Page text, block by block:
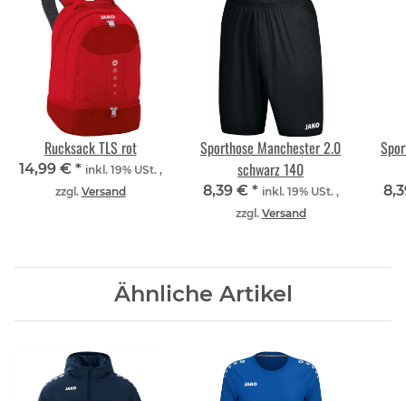
Rucksack TLS rot
14,99 € * inkl. 19% USt. ,
zzgl. Versand
Sporthose Manchester 2.0
schwarz 140
8,39 € * inkl. 19% USt. ,
zzgl. Versand
Ähnliche Artikel